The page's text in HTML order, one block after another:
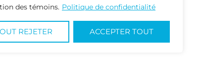
des témoins. Politique de confidentialité
REJETER ACCEPTER TOUT